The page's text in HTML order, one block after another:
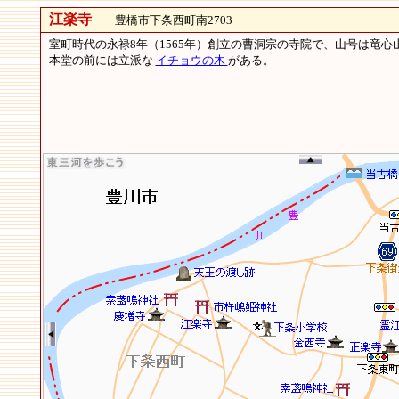
江楽寺豊橋市下条西町南2703
室町時代の永禄8年（1565年）創立の曹洞宗の寺院で、山号は竜心
本堂の前には立派な イチョウの木 がある。